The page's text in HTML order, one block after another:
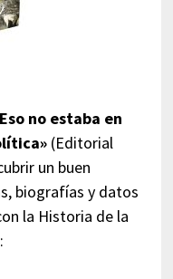
no estaba en
(Editorial
un buen
biografías y datos
la Historia de la